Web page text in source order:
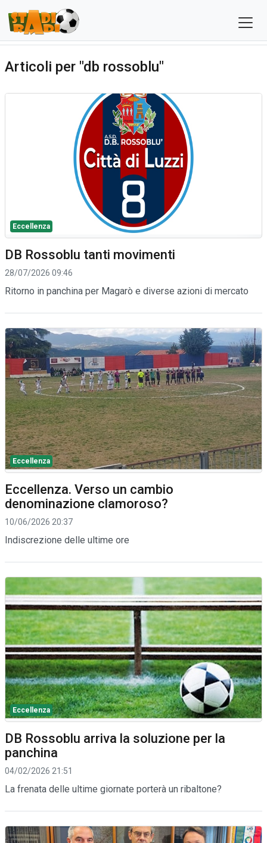
Articoli per "db rossoblu"
Eccellenza
DB Rossoblu tanti movimenti
28/07/2026 09:46
Ritorno in panchina per Magarò e diverse azioni di mercato
Eccellenza
Eccellenza. Verso un cambio
denominazione clamoroso?
10/06/2026 20:37
Indiscrezione delle ultime ore
Eccellenza
DB Rossoblu arriva la soluzione per la
panchina
04/02/2026 21:51
La frenata delle ultime giornate porterà un ribaltone?